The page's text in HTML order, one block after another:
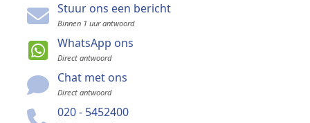
Stuur ons een bericht
Binnen 1 uur antwoord
WhatsApp ons
Direct antwoord
Chat met ons
Direct antwoord
020 - 5452400